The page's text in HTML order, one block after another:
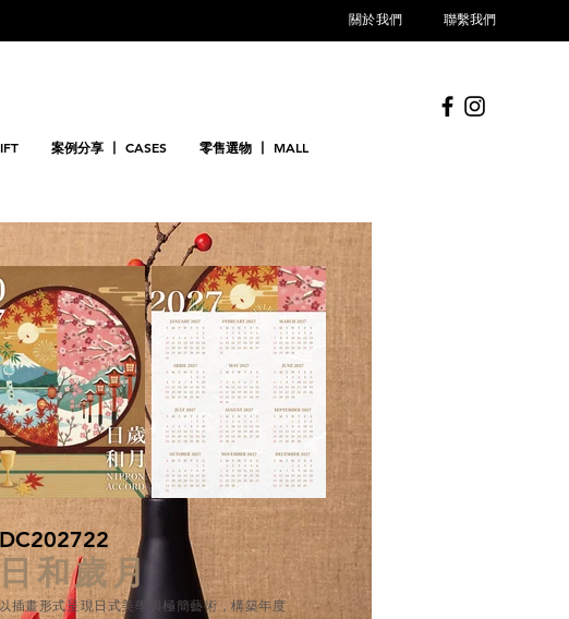
關於我們 聯繫我們
案例分享 丨 CASES 零售選物 丨 MALL
DC202722
日和歲月
以插畫形式呈現日式美學與極簡藝術，構築年度